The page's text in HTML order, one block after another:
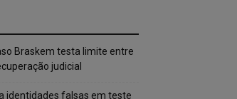
Braskem testa limite entre
judicial
identidades falsas em teste